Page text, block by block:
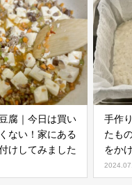
腐｜今日は買い
ない！家にある
けしてみました
手作
たも
をか
び固